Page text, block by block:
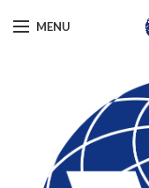
MENU